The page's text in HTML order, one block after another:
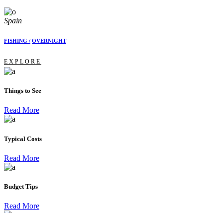
Spain
FISHING / OVERNIGHT
EXPLORE
Things to See
Read More
Typical Costs
Read More
Budget Tips
Read More